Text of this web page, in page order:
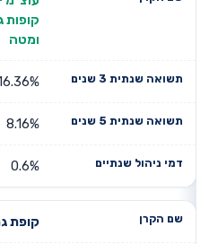
ומטה
8.16%
0.6%
קופת